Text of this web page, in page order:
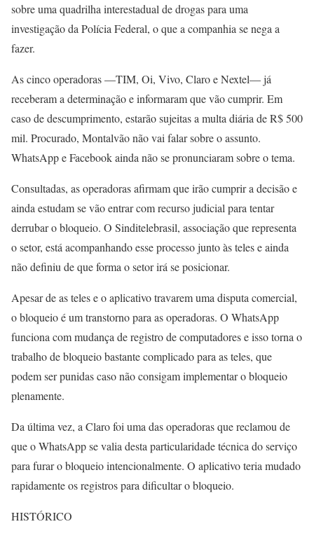
sobre uma quadrilha interestadual de drogas para uma
investigação da Polícia Federal, o que a companhia se nega a
fazer.
As cinco operadoras —TIM, Oi, Vivo, Claro e Nextel— já
receberam a determinação e informaram que vão cumprir. Em
caso de descumprimento, estarão sujeitas a multa diária de R$ 500
mil. Procurado, Montalvão não vai falar sobre o assunto.
WhatsApp e Facebook ainda não se pronunciaram sobre o tema.
Consultadas, as operadoras afirmam que irão cumprir a decisão e
ainda estudam se vão entrar com recurso judicial para tentar
derrubar o bloqueio. O Sinditelebrasil, associação que representa
o setor, está acompanhando esse processo junto às teles e ainda
não definiu de que forma o setor irá se posicionar.
Apesar de as teles e o aplicativo travarem uma disputa comercial,
o bloqueio é um transtorno para as operadoras. O WhatsApp
funciona com mudança de registro de computadores e isso torna o
trabalho de bloqueio bastante complicado para as teles, que
podem ser punidas caso não consigam implementar o bloqueio
plenamente.
Da última vez, a Claro foi uma das operadoras que reclamou de
que o WhatsApp se valia desta particularidade técnica do serviço
para furar o bloqueio intencionalmente. O aplicativo teria mudado
rapidamente os registros para dificultar o bloqueio.
HISTÓRICO